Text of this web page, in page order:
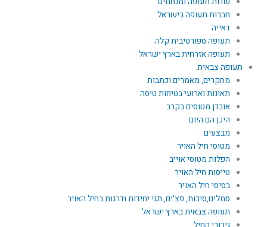
חברות תעופה בישראל
דאייה
תעופה ספורטיבית קלה
תעופה אזרחית בארץ ישראל
תעופה צבאית
מחקרים, מאמרים וכתבות
תאונות וארועי בטיחות טיסה
אובדן מטוסים בקרב
היכן הם היום
מבצעים
מטוסי חיל האויר
הפלות מטוסי אוייב
טייסות חיל האויר
בסיסי חיל האויר
סמלים,סיכות, פצ'ים, תגי יחידות ודרגות בחיל האויר
תעופה צבאית בארץ ישראל